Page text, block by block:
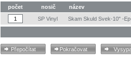
počet nosič
název
SP Vinyl
Skam Skuld Svek-10" -